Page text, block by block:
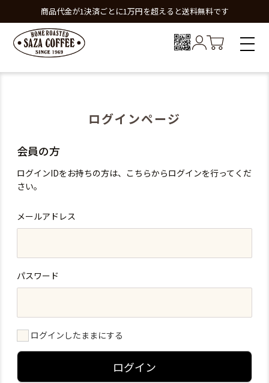
商品代金が1決済ごとに1万円を超えると送料無料です
ログインページ
会員の方
ログインIDをお持ちの方は、こちらからログインを行ってくだ
さい。
メールアドレス
パスワード
ログインしたままにする
ログイン